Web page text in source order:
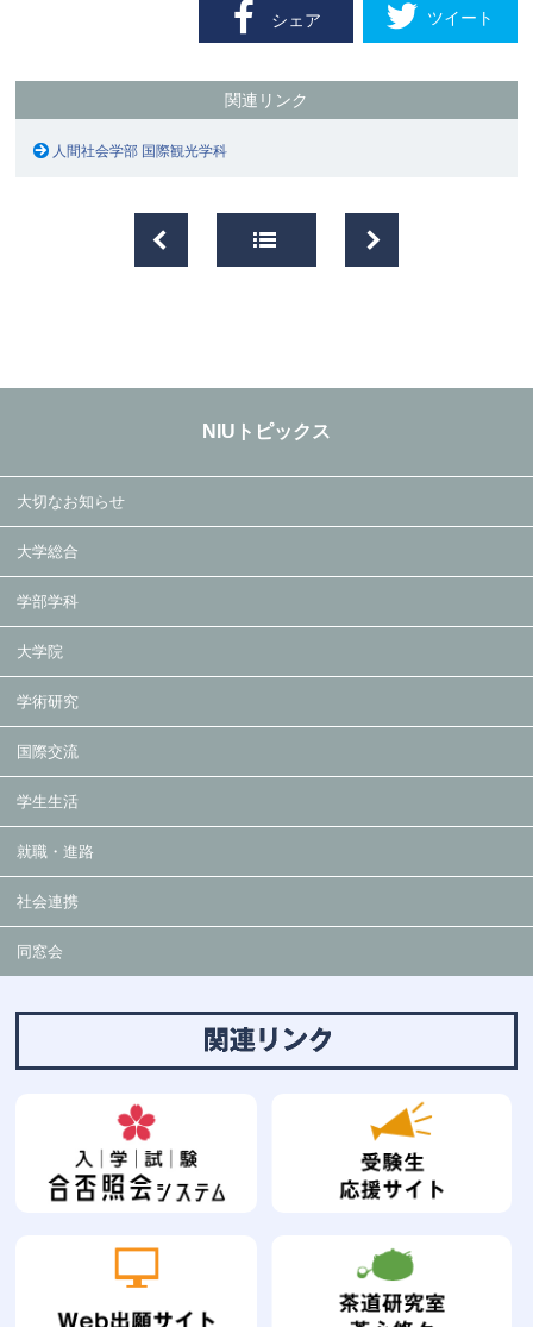
シェア ツイート
関連リンク
人間社会学部 国際観光学科
NIUトピックス
大切なお知らせ
大学総合
学部学科
大学院
学術研究
国際交流
学生生活
就職・進路
社会連携
同窓会